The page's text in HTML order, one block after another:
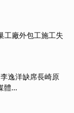
工廠外包工施工失
逸洋缺席長崎原
體...